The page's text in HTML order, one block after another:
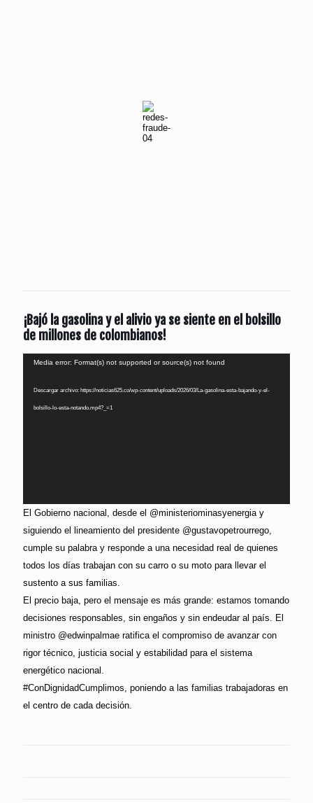
¡Bajó la gasolina y el alivio ya se siente en el bolsillo
de millones de colombianos!
Reproductor
Media error: Format(s) not supported or source(s) not found
Descargar archivo: https://noticias625.co/wp-content/uploads/2026/03/La-gasolina-esta-bajando-y-el-
bolsillo-lo-esta-notando.mp4?_=1
El Gobierno nacional, desde el @ministeriominasyenergia y
siguiendo el lineamiento del presidente @gustavopetrourrego,
cumple su palabra y responde a una necesidad real de quienes
todos los días trabajan con su carro o su moto para llevar el
sustento a sus familias.
El precio baja, pero el mensaje es más grande: estamos tomando
decisiones responsables, sin engaños y sin endeudar al país. El
ministro @edwinpalmae ratifica el compromiso de avanzar con
rigor técnico, justicia social y estabilidad para el sistema
energético nacional.
#ConDignidadCumplimos, poniendo a las familias trabajadoras en
el centro de cada decisión.